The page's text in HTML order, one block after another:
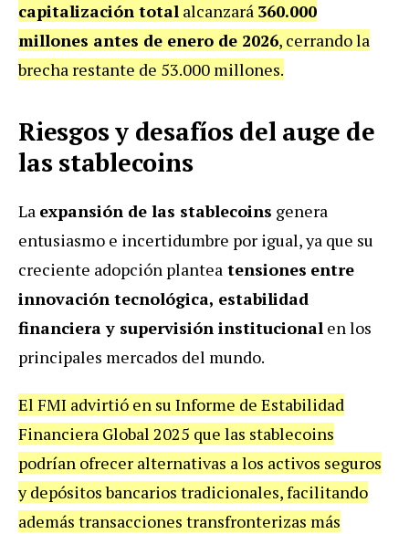
capitalización total alcanzará 360.000
millones antes de enero de 2026, cerrando la
brecha restante de 53.000 millones.
Riesgos y desafíos del auge de
las stablecoins
La expansión de las stablecoins genera
entusiasmo e incertidumbre por igual, ya que su
creciente adopción plantea tensiones entre
innovación tecnológica, estabilidad
financiera y supervisión institucional en los
principales mercados del mundo.
El FMI advirtió en su Informe de Estabilidad
Financiera Global 2025 que las stablecoins
podrían ofrecer alternativas a los activos seguros
y depósitos bancarios tradicionales, facilitando
además transacciones transfronterizas más